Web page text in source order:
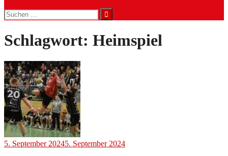
Suchen
nach:
Schlagwort: Heimspiel
5. September 20245. September 2024